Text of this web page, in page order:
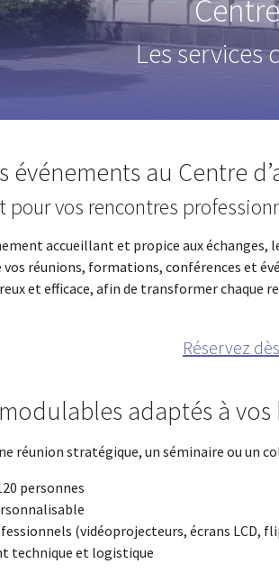
Les services
événements au Centre
pour vos rencontres
accueillant et propice aux échanges,
vos réunions, formations, conférences et
et efficace, afin de transformer chaque
Réservez
adaptés à vos
réunion stratégique, un séminaire ou un
personnes
(vidéoprojecteurs, écrans LCD,
technique et logistique